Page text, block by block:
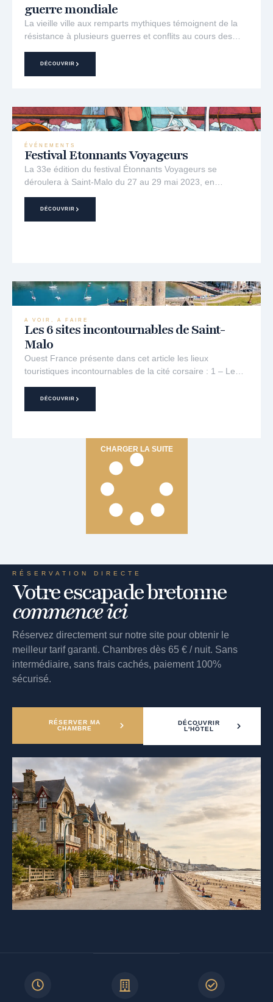
guerre mondiale
La vieille ville aux remparts mythiques témoignent de la
résistance à plusieurs guerres et conflits au cours des…
DÉCOUVRIR
ÉVÉNEMENTS
Festival Etonnants Voyageurs
La 33e édition du festival Étonnants Voyageurs se
déroulera à Saint-Malo du 27 au 29 mai 2023, en…
DÉCOUVRIR
A VOIR, A FAIRE
Les 6 sites incontournables de Saint-
Malo
Ouest France présente dans cet article les lieux
touristiques incontournables de la cité corsaire : 1 – Le…
DÉCOUVRIR
CHARGER LA SUITE
RÉSERVATION DIRECTE
Votre escapade bretonne
commence ici
Réservez directement sur notre site pour obtenir le
meilleur tarif garanti. Chambres dès 65 € / nuit. Sans
intermédiaire, sans frais cachés, paiement 100%
sécurisé.
RÉSERVER MA
CHAMBRE
DÉCOUVRIR
L'HÔTEL